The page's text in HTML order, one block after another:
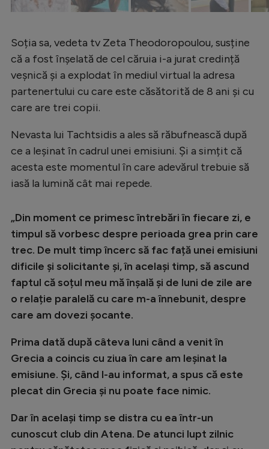
Soția sa, vedeta tv Zeta Theodoropoulou, susține
că a fost înșelată de cel căruia i-a jurat credință
veșnică și a explodat în mediul virtual la adresa
partenertului cu care este căsătorită de 8 ani și cu
care are trei copii.
Nevasta lui Tachtsidis a ales să răbufnească după
ce a leșinat în cadrul unei emisiuni. Și a simțit că
acesta este momentul în care adevărul trebuie să
iasă la lumină cât mai repede.
„Din moment ce primesc întrebări în fiecare zi, e
timpul să vorbesc despre perioada grea prin care
trec. De mult timp încerc să fac față unei emisiuni
dificile și solicitante și, în același timp, să ascund
faptul că soțul meu mă înșală și de luni de zile are
o relație paralelă cu care m-a înnebunit, despre
care am dovezi șocante.
Prima dată după câteva luni când a venit în
Grecia a coincis cu ziua în care am leșinat la
emisiune. Și, când l-au informat, a spus că este
plecat din Grecia și nu poate face nimic.
Dar în același timp se distra cu ea într-un
cunoscut club din Atena. De atunci lupt zilnic